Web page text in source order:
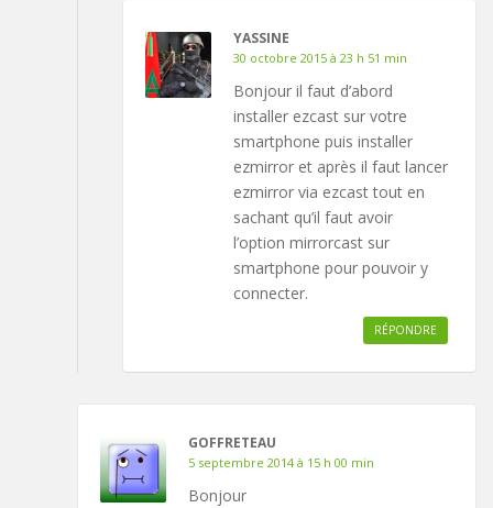
YASSINE
30 octobre 2015 à 23 h 51 min
Bonjour il faut d’abord
installer ezcast sur votre
smartphone puis installer
ezmirror et après il faut lancer
ezmirror via ezcast tout en
sachant qu’il faut avoir
l’option mirrorcast sur
smartphone pour pouvoir y
connecter.
RÉPONDRE
GOFFRETEAU
5 septembre 2014 à 15 h 00 min
Bonjour